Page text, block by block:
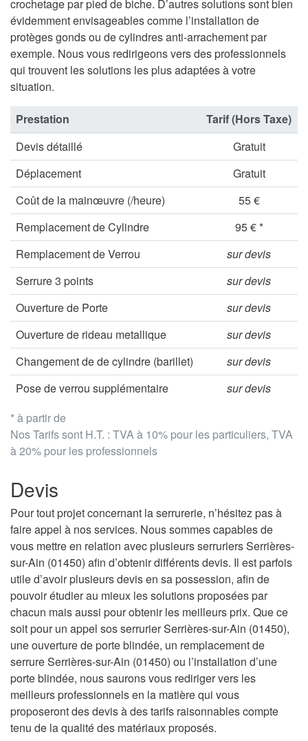
crochetage par pied de biche. D’autres solutions sont bien
évidemment envisageables comme l’installation de
protèges gonds ou de cylindres anti-arrachement par
exemple. Nous vous redirigeons vers des professionnels
qui trouvent les solutions les plus adaptées à votre
situation.
* à partir de
Nos Tarifs sont H.T. : TVA à 10% pour les particuliers, TVA
à 20% pour les professionnels
Prestation
Tarif (Hors Taxe)
Devis détaillé
Gratuit
Déplacement
Gratuit
Coût de la mainœuvre (/heure)
55 €
Remplacement de Cylindre
95 € *
Remplacement de Verrou
sur devis
Serrure 3 points
sur devis
Ouverture de Porte
sur devis
Ouverture de rideau metallique
sur devis
Changement de de cylindre (barillet)
sur devis
Pose de verrou supplémentaire
sur devis
Devis
Pour tout projet concernant la serrurerie, n’hésitez pas à
faire appel à nos services. Nous sommes capables de
vous mettre en relation avec plusieurs serruriers Serrières-
sur-Ain (01450) afin d’obtenir différents devis. Il est parfois
utile d’avoir plusieurs devis en sa possession, afin de
pouvoir étudier au mieux les solutions proposées par
chacun mais aussi pour obtenir les meilleurs prix. Que ce
soit pour un appel sos serrurier Serrières-sur-Ain (01450),
une ouverture de porte blindée, un remplacement de
serrure Serrières-sur-Ain (01450) ou l’installation d’une
porte blindée, nous saurons vous rediriger vers les
meilleurs professionnels en la matière qui vous
proposeront des devis à des tarifs raisonnables compte
tenu de la qualité des matériaux proposés.